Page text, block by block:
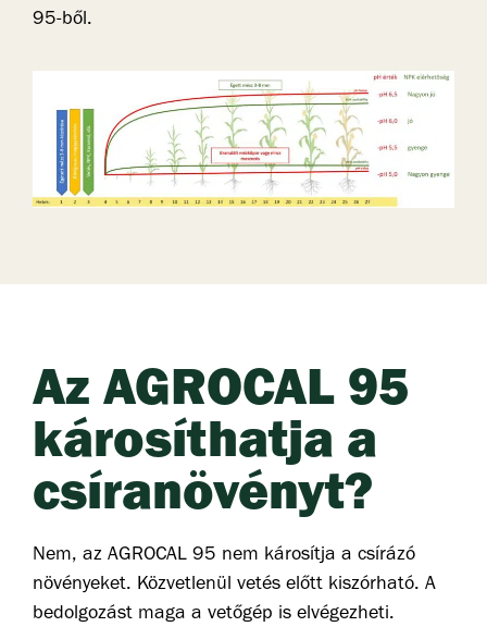
95-ből.
Az AGROCAL 95
károsíthatja a
csíranövényt?
Nem, az AGROCAL 95 nem károsítja a csírázó
növényeket. Közvetlenül vetés előtt kiszórható. A
bedolgozást maga a vetőgép is elvégezheti.